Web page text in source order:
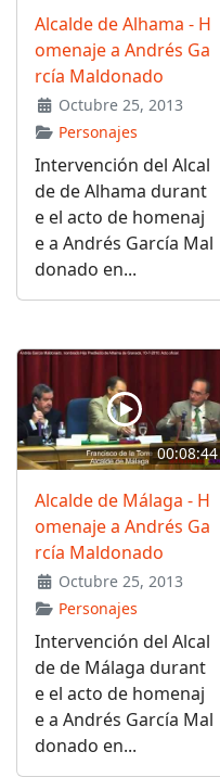
Alcalde de Alhama - H
omenaje a Andrés Ga
rcía Maldonado
Octubre 25, 2013
Personajes
Intervención del Alcal
de de Alhama durant
e el acto de homenaj
e a Andrés García Mal
donado en...
00:08:44
Alcalde de Málaga - H
omenaje a Andrés Ga
rcía Maldonado
Octubre 25, 2013
Personajes
Intervención del Alcal
de de Málaga durant
e el acto de homenaj
e a Andrés García Mal
donado en...